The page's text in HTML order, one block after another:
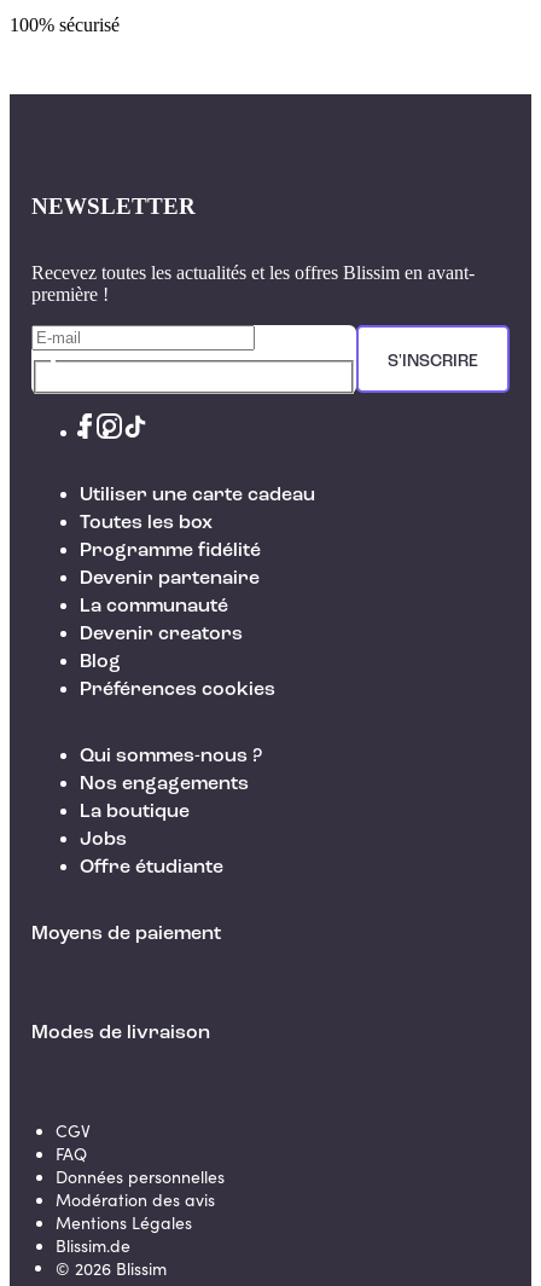
100% sécurisé
NEWSLETTER
Recevez toutes les actualités et les offres Blissim en avant-
première !
S'INSCRIRE
Utiliser une carte cadeau
Toutes les box
Programme fidélité
Devenir partenaire
La communauté
Devenir creators
Blog
Préférences cookies
Qui sommes-nous ?
Nos engagements
La boutique
Jobs
Offre étudiante
Moyens de paiement
Modes de livraison
CGV
FAQ
Données personnelles
Modération des avis
Mentions Légales
Blissim.de
© 2026 Blissim